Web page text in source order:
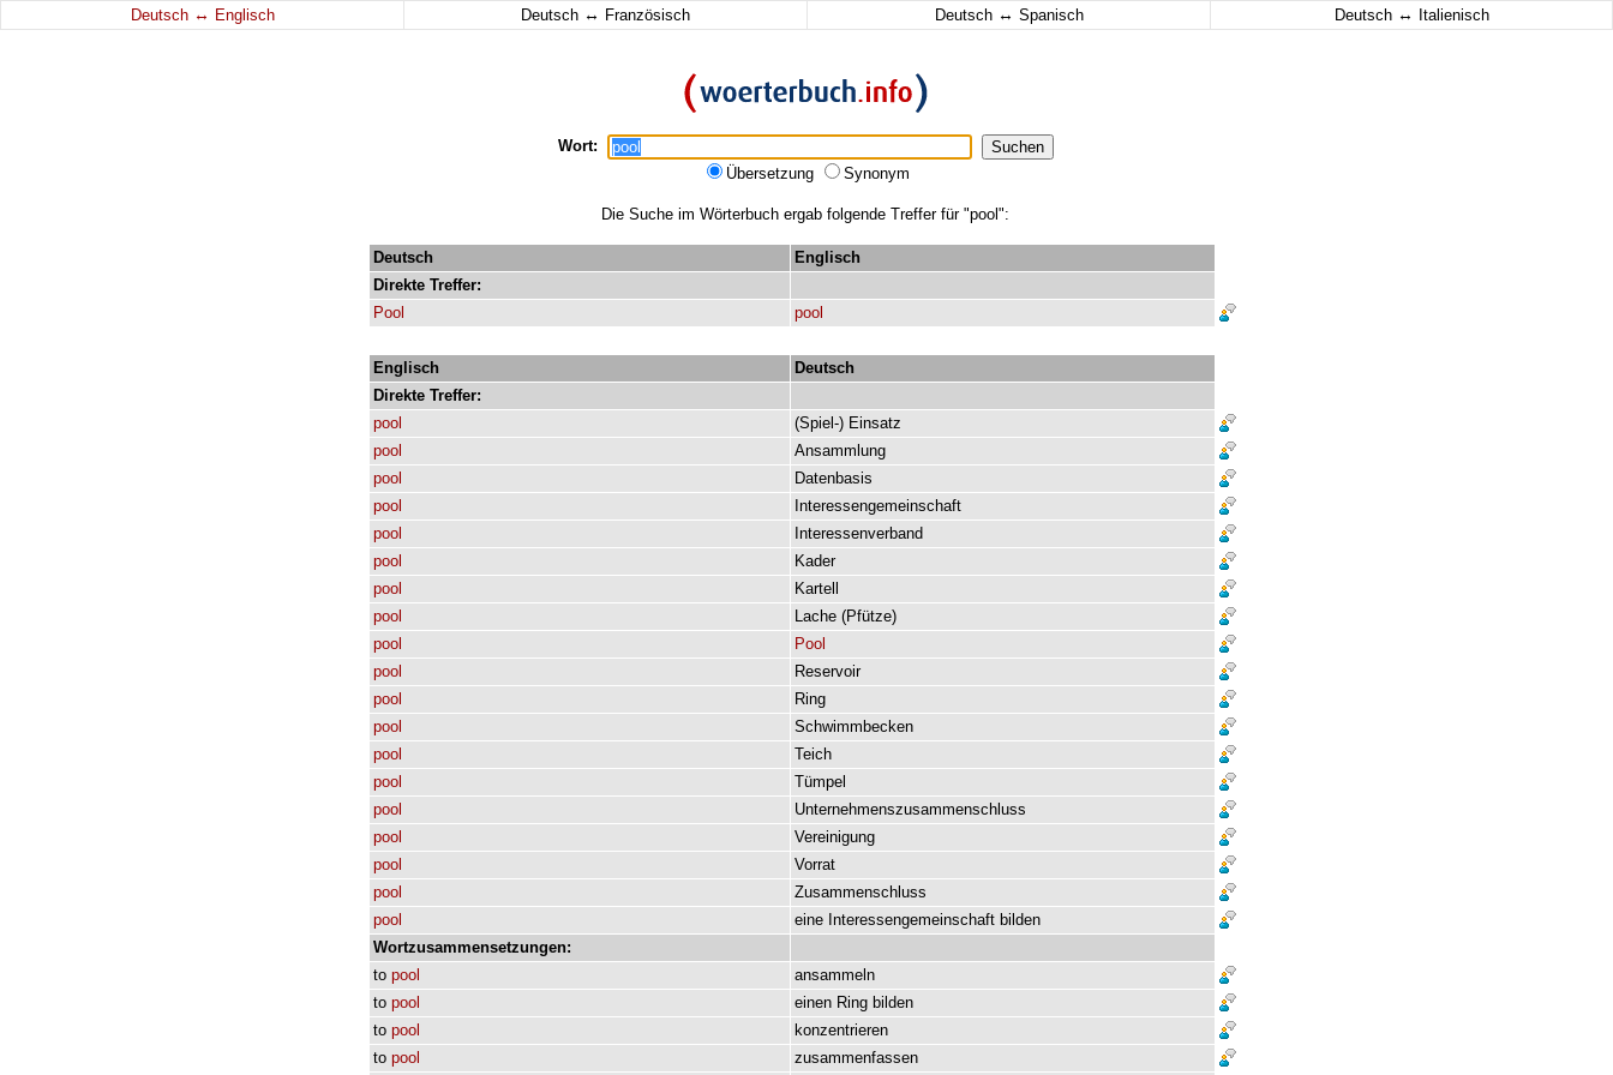
Deutsch ↔ Englisch Deutsch ↔ Französisch Deutsch ↔ Spanisch Deutsch ↔ Italienisch
Wort:
Übersetzung
Synonym
Die Suche im Wörterbuch ergab folgende Treffer für "pool":
Deutsch
Englisch
Direkte Treffer:
Pool
pool
Englisch
Deutsch
Direkte Treffer:
pool
(Spiel-) Einsatz
pool
Ansammlung
pool
Datenbasis
pool
Interessengemeinschaft
pool
Interessenverband
pool
Kader
pool
Kartell
pool
Lache (Pfütze)
pool
Pool
pool
Reservoir
pool
Ring
pool
Schwimmbecken
pool
Teich
pool
Tümpel
pool
Unternehmenszusammenschluss
pool
Vereinigung
pool
Vorrat
pool
Zusammenschluss
pool
eine Interessengemeinschaft bilden
Wortzusammensetzungen:
to pool
ansammeln
to pool einen Ring bilden
to pool
konzentrieren
to pool zusammenfassen